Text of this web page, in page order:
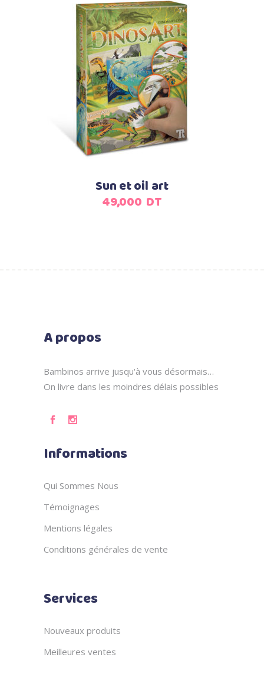
Ajouter au panier
Sun et oil art
49,000 DT
A propos
Bambinos arrive jusqu'à vous désormais…
On livre dans les moindres délais possibles
Informations
Qui Sommes Nous
Témoignages
Mentions légales
Conditions générales de vente
Services
Nouveaux produits
Meilleures ventes